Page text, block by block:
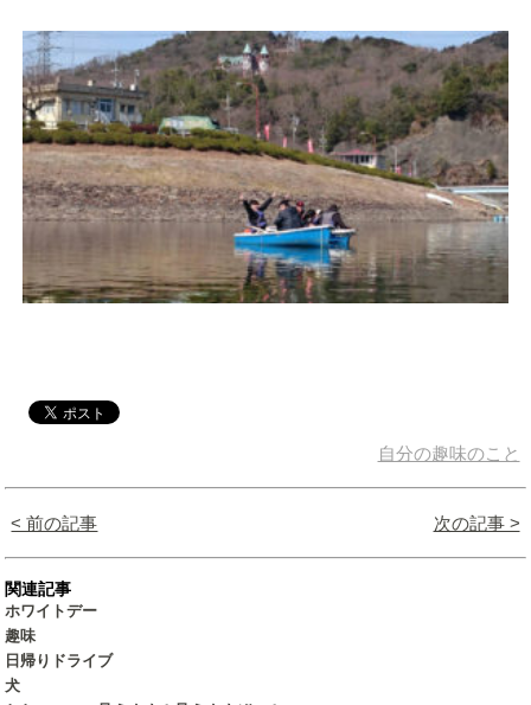
自分の趣味のこと
< 前の記事 次の記事 >
関連記事
ホワイトデー
趣味
日帰りドライブ
犬